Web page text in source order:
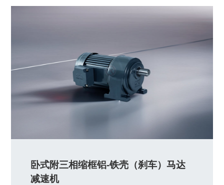
卧式附三相缩框铝-铁壳（刹车）马达
减速机